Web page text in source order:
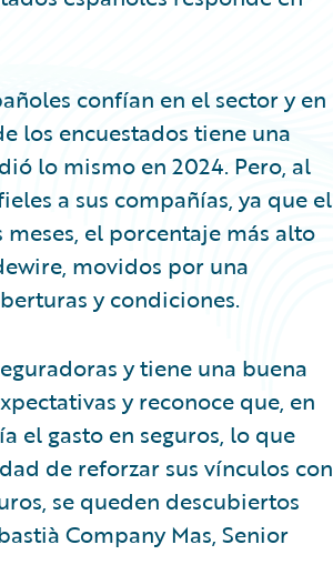
confían en el sector y en
los encuestados tiene una
lo mismo en 2024. Pero, al
a sus compañías, ya que el
el porcentaje más alto
movidos por una
y condiciones.
y tiene una buena
y reconoce que, en
el gasto en seguros, lo que
de reforzar sus vínculos con
se queden descubiertos
Company Mas, Senior